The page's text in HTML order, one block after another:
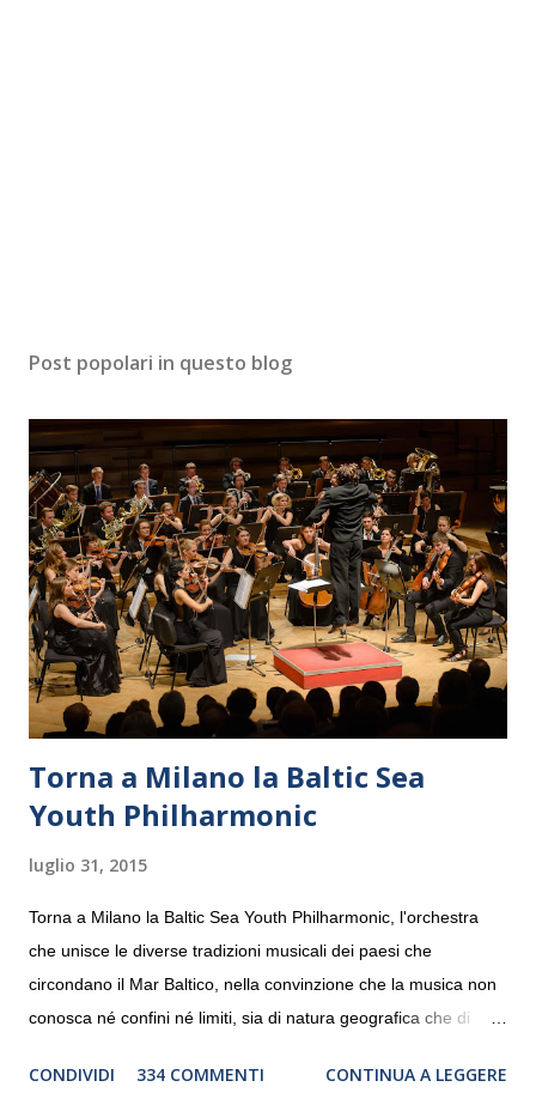
Post popolari in questo blog
Torna a Milano la Baltic Sea
Youth Philharmonic
luglio 31, 2015
Torna a Milano la Baltic Sea Youth Philharmonic, l'orchestra
che unisce le diverse tradizioni musicali dei paesi che
circondano il Mar Baltico, nella convinzione che la musica non
conosca né confini né limiti, sia di natura geografica che di
debutterà il 10 settembre a Heiden, in Germania, e toccherà, in
CONDIVIDI 334 COMMENTI CONTINUA A LEGGERE